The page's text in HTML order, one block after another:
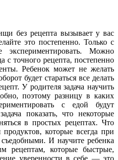
без рецепта вызывает у вас
это постепенно. Только с
Можно
с точного рецепта, постепенно
Ребенок может не желать
будет стараться все делать
У родителя задача научить
поэтому разницу в каких
с едой будут
показать, что некоторые
в простых рецептах. Что
продуктов, которые всегда при
И научите ребенка
рецептам, которые быстрые,
уверенности в себе — это